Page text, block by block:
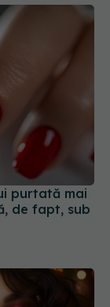
purtată mai
de fapt, sub